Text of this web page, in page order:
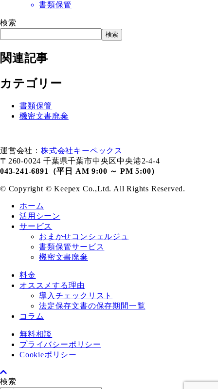
書類保管
検索
検索
関連記事
カテゴリー
書類保管
機密文書廃棄
運営会社： 株式会社キーペックス
〒260-0024 千葉県千葉市中央区中央港2-4-4
043-241-6891（平日 AM 9:00 ～ PM 5:00）
© Copyright ©️ Keepex Co.,Ltd. All Rights Reserved.
ホーム
活用シーン
サービス
おまかせコンシェルジュ
書類保管サービス
機密文書廃棄
料金
オススメする理由
導入チェックリスト
法定保存文書の保存期間一覧
コラム
無料相談
プライバシーポリシー
Cookieポリシー
検索